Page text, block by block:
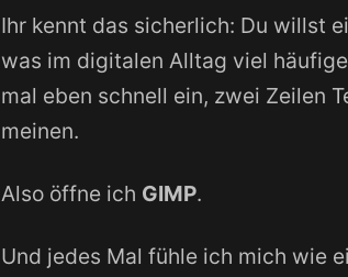
Ihr kennt das sicherlich: Du willst
was im digitalen Alltag viel
mal eben schnell ein, zwei Zeilen
meinen.
Also öffne ich GIMP.
Und jedes Mal fühle ich mich wie